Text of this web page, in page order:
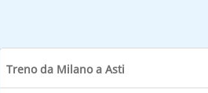
Treno da Milano a Asti